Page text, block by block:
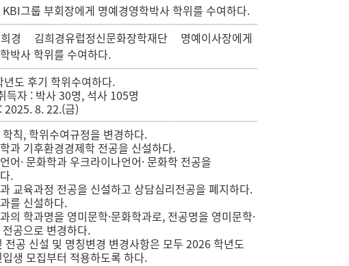
KBI그룹 부회장에게 명예경영학박사 학위를 수여하다.
경 김희경유럽정신문화장학재단 명예이사장에게
박사 학위를 수여하다.
도 후기 학위수여하다.
득자 : 박사 30명, 석사 105명
2025. 8. 22.(금)
칙, 학위수여규정을 변경하다.
과 기후환경경제학 전공을 신설하다.
어· 문화학과 우크라이나언어· 문화학 전공을
.
교육과정 전공을 신설하고 상담심리전공을 폐지하다.
를 신설하다.
의 학과명을 영미문학·문화학과로, 전공명을 영미문학·
공으로 변경하다.
전공 신설 및 명칭변경 변경사항은 모두 2026 학년도
생 모집부터 적용하도록 하다.